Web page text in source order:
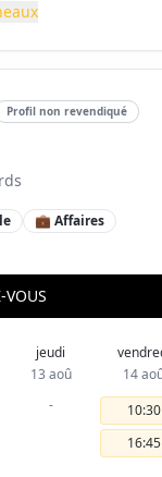
Profil non revendiqué
💼 Affaires
VOUS
jeudi
13 aoû
-
14
10:30
16:45